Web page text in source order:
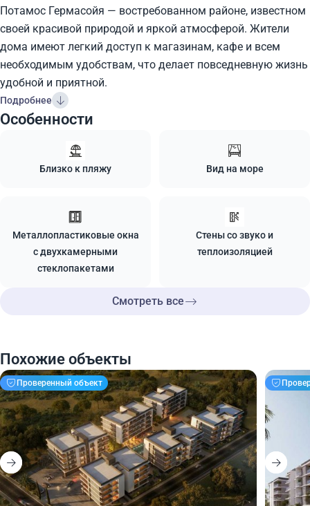
Потамос Гермасойя — востребованном районе, известном
своей красивой природой и яркой атмосферой. Жители
дома имеют легкий доступ к магазинам, кафе и всем
необходимым удобствам, что делает повседневную жизнь
удобной и приятной.
Подробнее
Особенности
Близко к пляжу Вид на море
Металлопластиковые окна
с двухкамерными
стеклопакетами
Стены со звуко и
теплоизоляцией
Смотреть все
Похожие объекты
Проверенный объект